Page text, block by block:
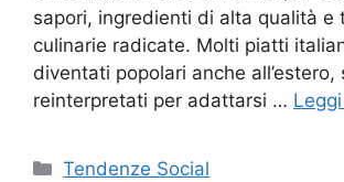
sapori, ingredienti di alta qualità e
culinarie radicate. Molti piatti
diventati popolari anche all’estero,
reinterpretati per adattarsi …
Categorie
Tendenze Social